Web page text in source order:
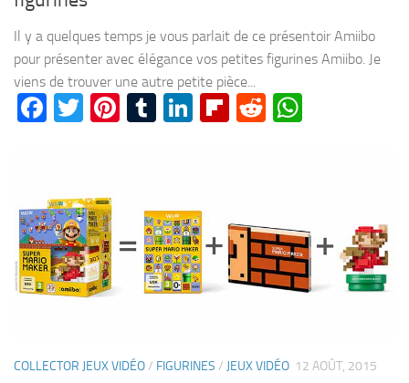
Il y a quelques temps je vous parlait de ce présentoir Amiibo
pour présenter avec élégance vos petites figurines Amiibo. Je
viens de trouver une autre petite pièce...
Facebook
Twitter
Pinterest
Tumblr
LinkedIn
Flipboard
Reddit
COLLECTOR JEUX VIDÉO/ FIGURINES / JEUX VIDÉO 12 AOÛT, 2015